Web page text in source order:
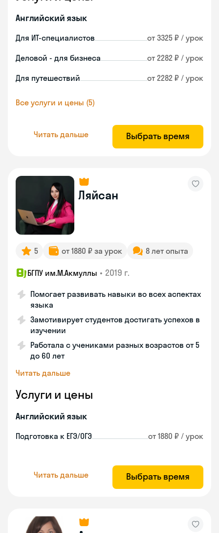
Английский язык
Для ИТ-специалистов от 3325 ₽ / урок
Деловой - для бизнеса от 2282 ₽ / урок
Для путешествий от 2282 ₽ / урок
Все услуги и цены (5)
Читать дальше Выбрать время
Ляйсан
5 от 1880 ₽ за урок 8 лет опыта
БГПУ им.М.Акмуллы • 2019 г.
Помогает развивать навыки во всех аспектах
языка
Замотивирует студентов достигать успехов в
изучении
Работала с учениками разных возрастов от 5
до 60 лет
Читать дальше
Услуги и цены
Английский язык
Подготовка к ЕГЭ/ОГЭ от 1880 ₽ / урок
Читать дальше Выбрать время